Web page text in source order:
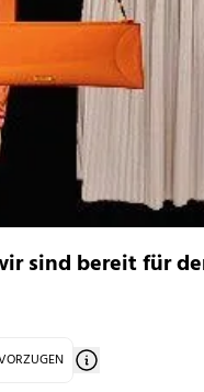
sind bereit für